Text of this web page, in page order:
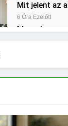
Mit jelent az
6 Óra Ezelőtt
Mennyi
Mit jelent a